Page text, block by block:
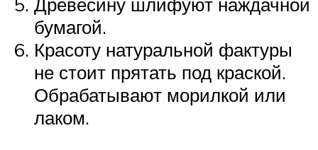
бумагой.
Красоту натуральной фактуры
не стоит прятать под краской.
Обрабатывают морилкой или
лаком.